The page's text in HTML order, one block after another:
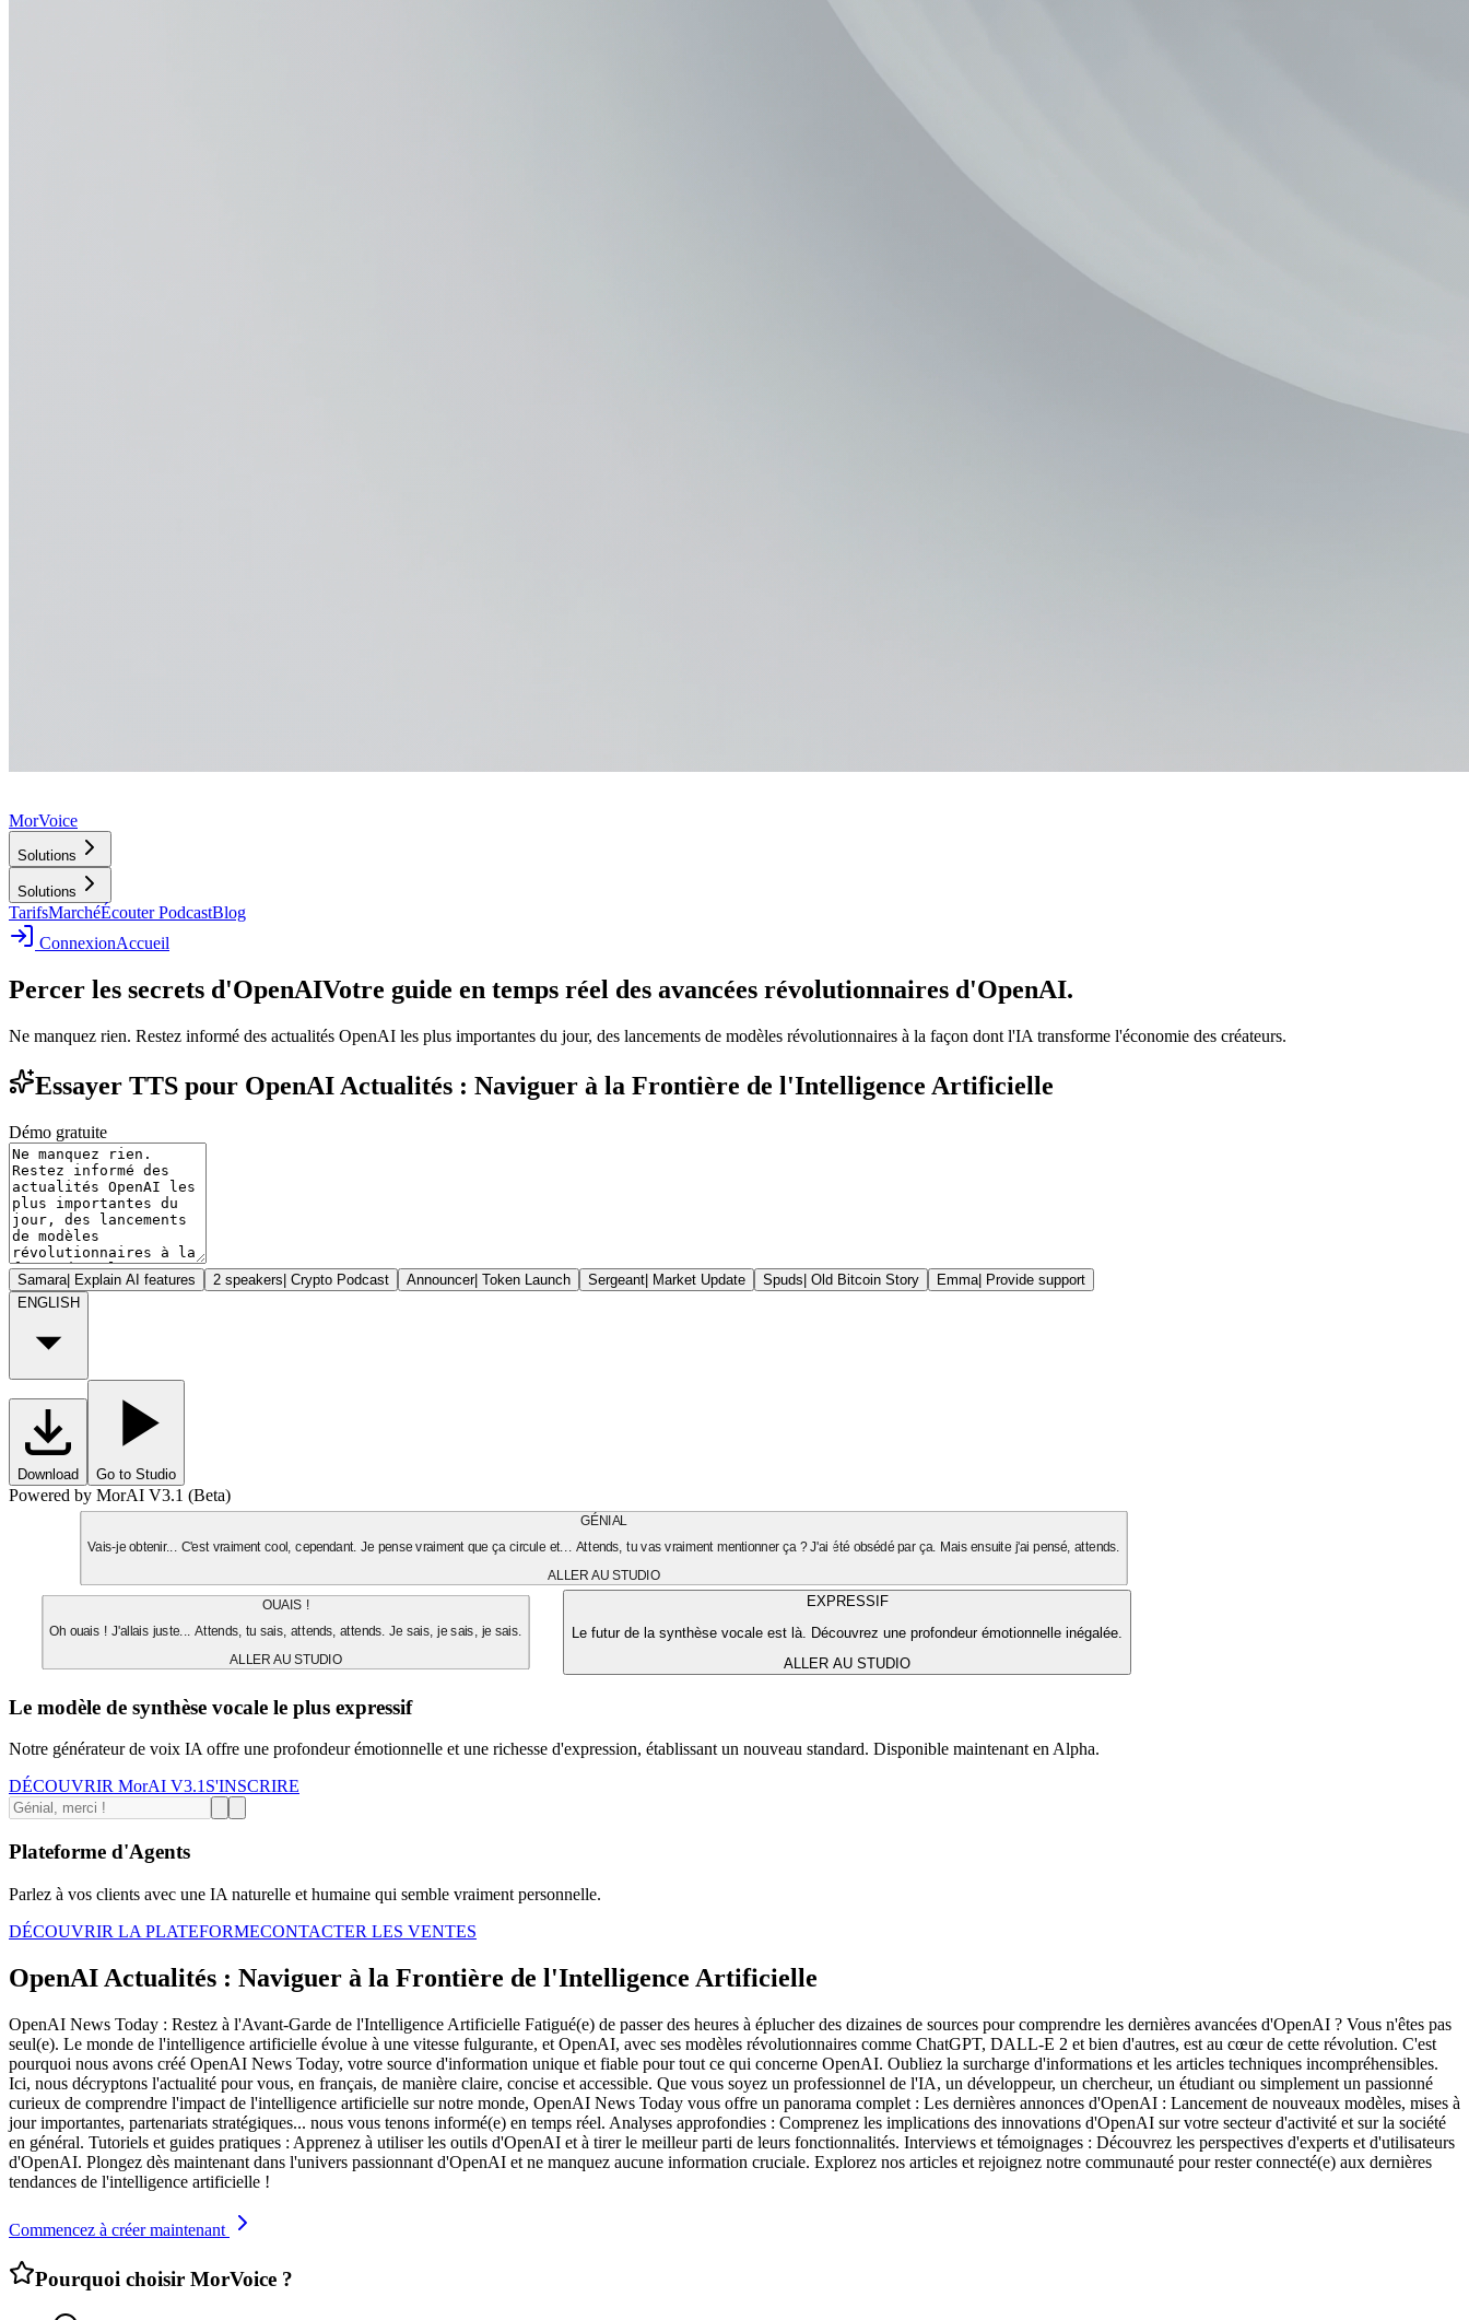
MorVoice
Solutions
Solutions
TarifsMarchéÉcouter PodcastBlog
ConnexionAccueil
Percer les secrets d'OpenAIVotre guide en temps réel des avancées révolutionnaires d'OpenAI.
Ne manquez rien. Restez informé des actualités OpenAI les plus importantes du jour, des lancements de modèles révolutionnaires à la façon dont l'IA transforme l'économie des créateurs.
Essayer TTS pour OpenAI Actualités : Naviguer à la Frontière de l'Intelligence Artificielle
Démo gratuite
Samara| Explain AI features 2 speakers| Crypto Podcast Announcer| Token Launch Sergeant| Market Update Spuds| Old Bitcoin Story Emma| Provide support
ENGLISH
Download Go to Studio
Powered by MorAI V3.1 (Beta)
GÉNIAL
Vais-je obtenir... C'est vraiment cool, cependant. Je pense vraiment que ça circule et... Attends, tu vas vraiment mentionner ça ? J'ai été obsédé par ça. Mais ensuite j'ai pensé, attends.
ALLER AU STUDIO
OUAIS !
Oh ouais ! J'allais juste... Attends, tu sais, attends, attends. Je sais, je sais, je sais.
ALLER AU STUDIO
EXPRESSIF
Le futur de la synthèse vocale est là. Découvrez une profondeur émotionnelle inégalée.
ALLER AU STUDIO
Le modèle de synthèse vocale le plus expressif
Notre générateur de voix IA offre une profondeur émotionnelle et une richesse d'expression, établissant un nouveau standard. Disponible maintenant en Alpha.
DÉCOUVRIR MorAI V3.1 S'INSCRIRE
Plateforme d'Agents
Parlez à vos clients avec une IA naturelle et humaine qui semble vraiment personnelle.
DÉCOUVRIR LA PLATEFORMECONTACTER LES VENTES
OpenAI Actualités : Naviguer à la Frontière de l'Intelligence Artificielle
OpenAI News Today : Restez à l'Avant-Garde de l'Intelligence Artificielle Fatigué(e) de passer des heures à éplucher des dizaines de sources pour comprendre les dernières avancées d'OpenAI ? Vous n'êtes pas
seul(e). Le monde de l'intelligence artificielle évolue à une vitesse fulgurante, et OpenAI, avec ses modèles révolutionnaires comme ChatGPT, DALL-E 2 et bien d'autres, est au cœur de cette révolution. C'est
pourquoi nous avons créé OpenAI News Today, votre source d'information unique et fiable pour tout ce qui concerne OpenAI. Oubliez la surcharge d'informations et les articles techniques incompréhensibles.
Ici, nous décryptons l'actualité pour vous, en français, de manière claire, concise et accessible. Que vous soyez un professionnel de l'IA, un développeur, un chercheur, un étudiant ou simplement un passionné
curieux de comprendre l'impact de l'intelligence artificielle sur notre monde, OpenAI News Today vous offre un panorama complet : Les dernières annonces d'OpenAI : Lancement de nouveaux modèles, mises à
jour importantes, partenariats stratégiques... nous vous tenons informé(e) en temps réel. Analyses approfondies : Comprenez les implications des innovations d'OpenAI sur votre secteur d'activité et sur la société
en général. Tutoriels et guides pratiques : Apprenez à utiliser les outils d'OpenAI et à tirer le meilleur parti de leurs fonctionnalités. Interviews et témoignages : Découvrez les perspectives d'experts et d'utilisateurs
d'OpenAI. Plongez dès maintenant dans l'univers passionnant d'OpenAI et ne manquez aucune information cruciale. Explorez nos articles et rejoignez notre communauté pour rester connecté(e) aux dernières
tendances de l'intelligence artificielle !
Commencez à créer maintenant
Pourquoi choisir MorVoice ?